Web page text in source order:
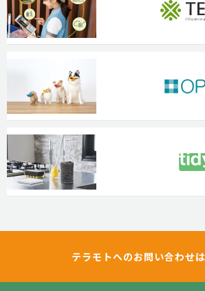
テラモトへのお問い合わせ